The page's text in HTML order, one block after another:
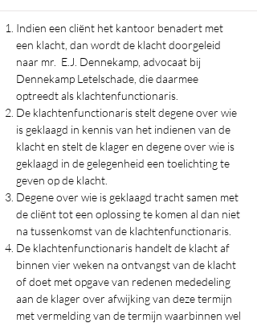
Indien een cliënt het kantoor benadert met
een klacht, dan wordt de klacht doorgeleid
naar mr. E.J. Dennekamp, advocaat bij
Dennekamp Letelschade, die daarmee
optreedt als klachtenfunctionaris.
De klachtenfunctionaris stelt degene over wie
is geklaagd in kennis van het indienen van de
klacht en stelt de klager en degene over wie is
geklaagd in de gelegenheid een toelichting te
geven op de klacht.
Degene over wie is geklaagd tracht samen met
de cliënt tot een oplossing te komen al dan niet
na tussenkomst van de klachtenfunctionaris.
De klachtenfunctionaris handelt de klacht af
binnen vier weken na ontvangst van de klacht
of doet met opgave van redenen mededeling
aan de klager over afwijking van deze termijn
met vermelding van de termijn waarbinnen wel